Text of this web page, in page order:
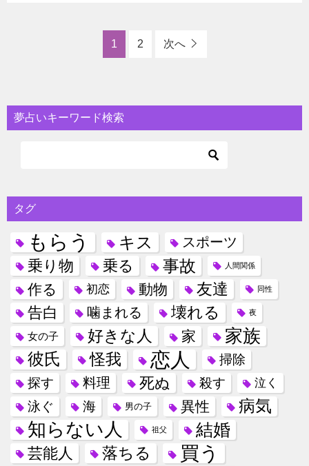
1 2 次へ
夢占いキーワード検索
タグ
もらう キス スポーツ
乗り物 乗る 事故 人間関係
作る 初恋 動物 友達 同性
告白 噛まれる 壊れる 夜
女の子 好きな人 家 家族
彼氏 怪我 恋人
掃除
探す
料理 死ぬ 殺す 泣く
泳ぐ 海 男の子 異性 病気
知らない人 祖父 結婚
芸能人 落ちる 買う